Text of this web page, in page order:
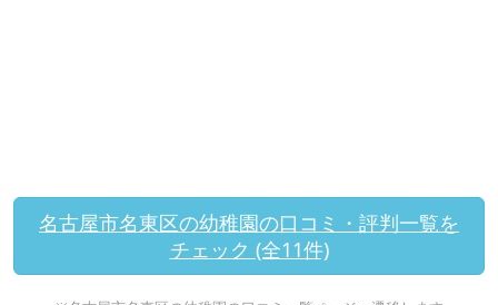
名古屋市名東区の幼稚園の口コミ・評判一覧を
チェック (全11件)